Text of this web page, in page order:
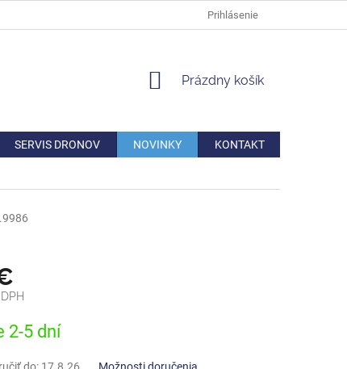
AKO REKLAMOVAŤ/VRÁTIŤ
Prihlásenie
NÁKUPNÝ
Prázdny košík
SERVIS DRONOV NOVINKY KONTAKT
2-5 dní